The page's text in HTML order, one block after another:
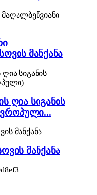
მანქანა
ღია სიგანის
მანქანა